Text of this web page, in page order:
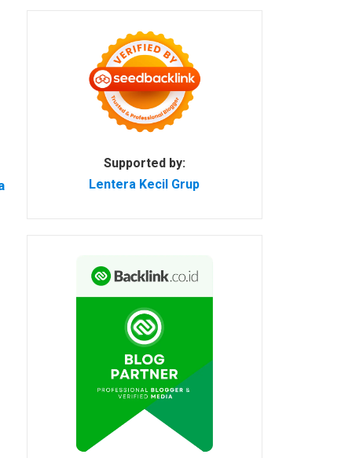
Supported by:
Lentera Kecil Grup